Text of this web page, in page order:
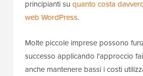
principianti su quanto costa
web WordPress.
Molte piccole imprese possono
successo applicando l'approccio
anche mantenere bassi i costi